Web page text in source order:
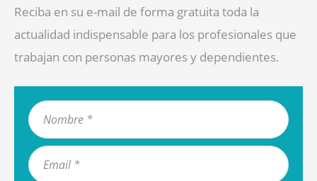
Reciba en su e-mail de forma gratuita toda la
actualidad indispensable para los profesionales que
trabajan con personas mayores y dependientes.